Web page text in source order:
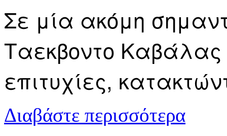
Σε μία ακόμη
Ταεκβοντο Καβάλας
επιτυχίες,
Διαβάστε περισσότερα